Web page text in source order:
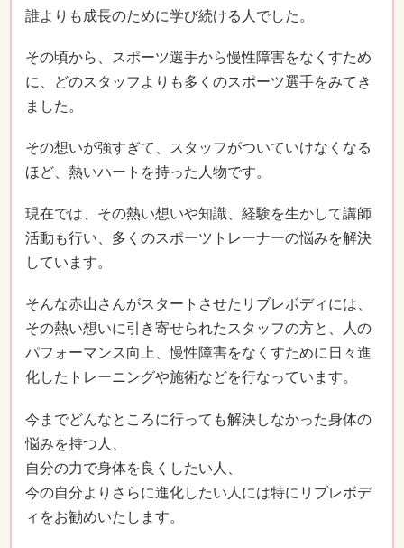
誰よりも成長のために学び続ける人でした。
その頃から、スポーツ選手から慢性障害をなくすため
に、どのスタッフよりも多くのスポーツ選手をみてき
ました。
その想いが強すぎて、スタッフがついていけなくなる
ほど、熱いハートを持った人物です。
現在では、その熱い想いや知識、経験を生かして講師
活動も行い、多くのスポーツトレーナーの悩みを解決
しています。
そんな赤山さんがスタートさせたリブレボディには、
その熱い想いに引き寄せられたスタッフの方と、人の
パフォーマンス向上、慢性障害をなくすために日々進
化したトレーニングや施術などを行なっています。
今までどんなところに行っても解決しなかった身体の
悩みを持つ人、
自分の力で身体を良くしたい人、
今の自分よりさらに進化したい人には特にリブレボデ
ィをお勧めいたします。